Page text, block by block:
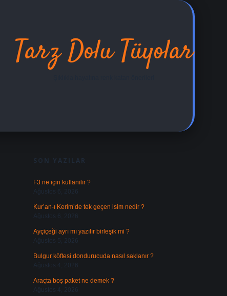
Tarz Dolu Tüyolar
SON YAZILAR
F3 ne için kullanılır ?
Ağustos 6, 2026
Kur’an-ı Kerim’de tek geçen isim nedir ?
Ağustos 6, 2026
Ayçiçeği ayrı mı yazılır birleşik mi ?
Ağustos 5, 2026
Bulgur köftesi dondurucuda nasıl saklanır ?
Ağustos 4, 2026
Araçta boş paket ne demek ?
Ağustos 4, 2026